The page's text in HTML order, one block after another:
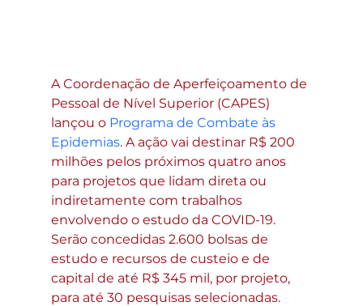
A Coordenação de Aperfeiçoamento de
Pessoal de Nível Superior (CAPES)
lançou o Programa de Combate às
Epidemias. A ação vai destinar R$ 200
milhões pelos próximos quatro anos
para projetos que lidam direta ou
indiretamente com trabalhos
envolvendo o estudo da COVID-19.
Serão concedidas 2.600 bolsas de
estudo e recursos de custeio e de
capital de até R$ 345 mil, por projeto,
para até 30 pesquisas selecionadas.